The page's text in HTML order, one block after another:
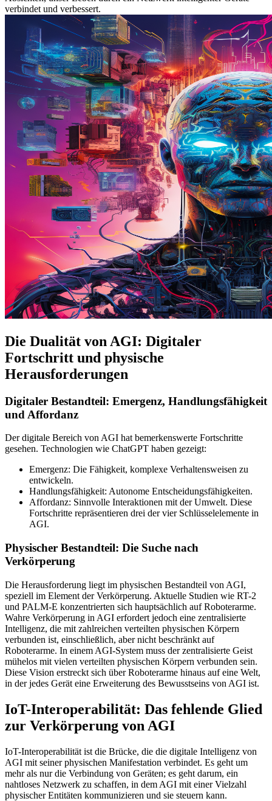
verbindet und verbessert.
Die Dualität von AGI: Digitaler
Fortschritt und physische
Herausforderungen
Digitaler Bestandteil: Emergenz, Handlungsfähigkeit
und Affordanz
Der digitale Bereich von AGI hat bemerkenswerte Fortschritte
gesehen. Technologien wie ChatGPT haben gezeigt:
Emergenz: Die Fähigkeit, komplexe Verhaltensweisen zu
entwickeln.
Handlungsfähigkeit: Autonome Entscheidungsfähigkeiten.
Affordanz: Sinnvolle Interaktionen mit der Umwelt. Diese
Fortschritte repräsentieren drei der vier Schlüsselelemente in
AGI.
Physischer Bestandteil: Die Suche nach
Verkörperung
Die Herausforderung liegt im physischen Bestandteil von AGI,
speziell im Element der Verkörperung. Aktuelle Studien wie RT-2
und PALM-E konzentrierten sich hauptsächlich auf Roboterarme.
Wahre Verkörperung in AGI erfordert jedoch eine zentralisierte
Intelligenz, die mit zahlreichen verteilten physischen Körpern
verbunden ist, einschließlich, aber nicht beschränkt auf
Roboterarme. In einem AGI-System muss der zentralisierte Geist
mühelos mit vielen verteilten physischen Körpern verbunden sein.
Diese Vision erstreckt sich über Roboterarme hinaus auf eine Welt,
in der jedes Gerät eine Erweiterung des Bewusstseins von AGI ist.
IoT-Interoperabilität: Das fehlende Glied
zur Verkörperung von AGI
IoT-Interoperabilität ist die Brücke, die die digitale Intelligenz von
AGI mit seiner physischen Manifestation verbindet. Es geht um
mehr als nur die Verbindung von Geräten; es geht darum, ein
nahtloses Netzwerk zu schaffen, in dem AGI mit einer Vielzahl
physischer Entitäten kommunizieren und sie steuern kann.